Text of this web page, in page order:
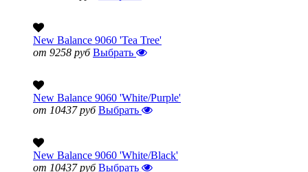
New Balance 9060 'Tea Tree'
от 9258 руб Выбрать
New Balance 9060 'White/Purple'
от 10437 руб Выбрать
New Balance 9060 'White/Black'
от 10437 руб Выбрать